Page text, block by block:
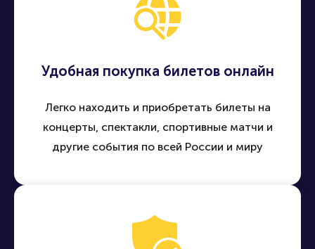
Удобная покупка билетов онлайн
Легко находить и приобретать билеты на
концерты, спектакли, спортивные матчи и
другие события по всей России и миру